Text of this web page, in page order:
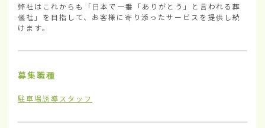
弊社はこれからも「日本で一番「ありがとう」と言われる葬
儀社」を目指して、お客様に寄り添ったサービスを提供し続
けます。
募集職種
駐車場誘導スタッフ